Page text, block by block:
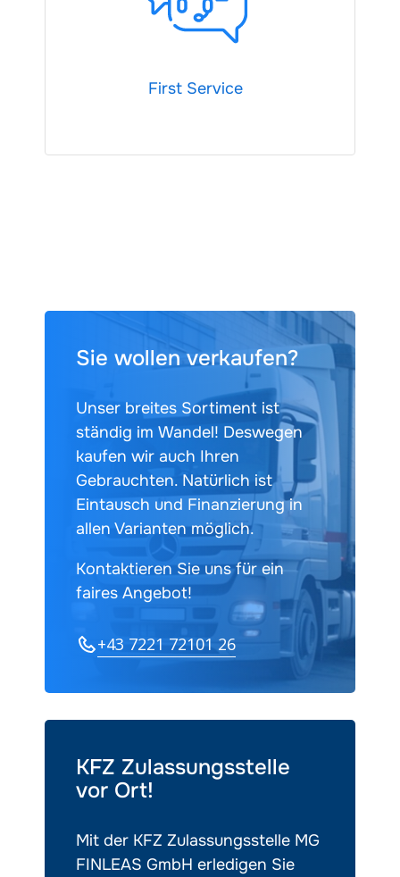
First Service
Sie wollen verkaufen?
Unser breites Sortiment ist
ständig im Wandel! Deswegen
kaufen wir auch Ihren
Gebrauchten. Natürlich ist
Eintausch und Finanzierung in
allen Varianten möglich.
Kontaktieren Sie uns für ein
faires Angebot!
+43 7221 72101 26
KFZ Zulassungsstelle
vor Ort!
Mit der KFZ Zulassungsstelle MG
FINLEAS GmbH erledigen Sie